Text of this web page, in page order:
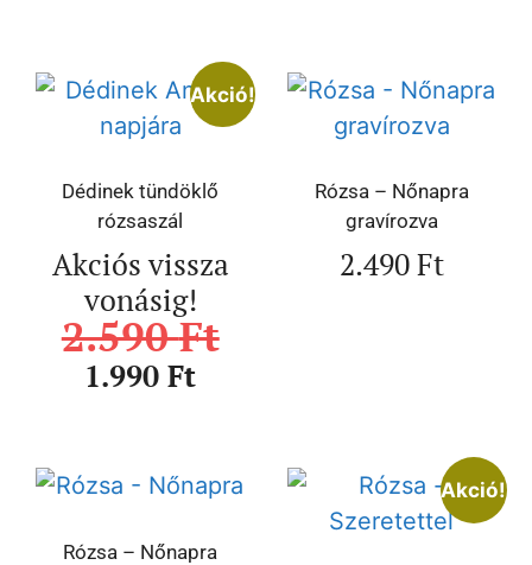
Akció!
Dédinek tündöklő
rózsaszál
Akciós vissza
vonásig!
2.590Ft
1.990Ft
Rózsa – Nőnapra
gravírozva
2.490Ft
Rózsa – Nőnapra
Akció!